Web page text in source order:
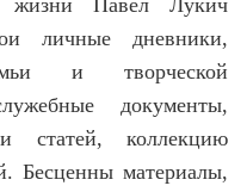
жизни Павел Лукич
личные дневники,
и творческой
документы,
статей, коллекцию
Бесценны материалы,